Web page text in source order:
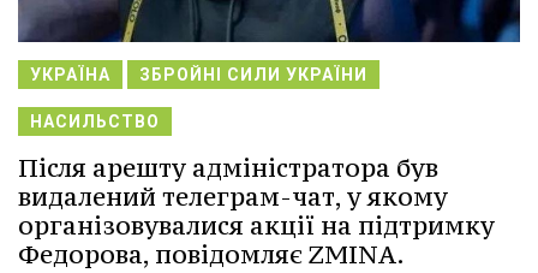
УКРАЇНА ЗБРОЙНІ СИЛИ УКРАЇНИ
НАСИЛЬСТВО
Після арешту адміністратора був
видалений телеграм-чат, у якому
організовувалися акції на підтримку
Федорова, повідомляє ZMINA.